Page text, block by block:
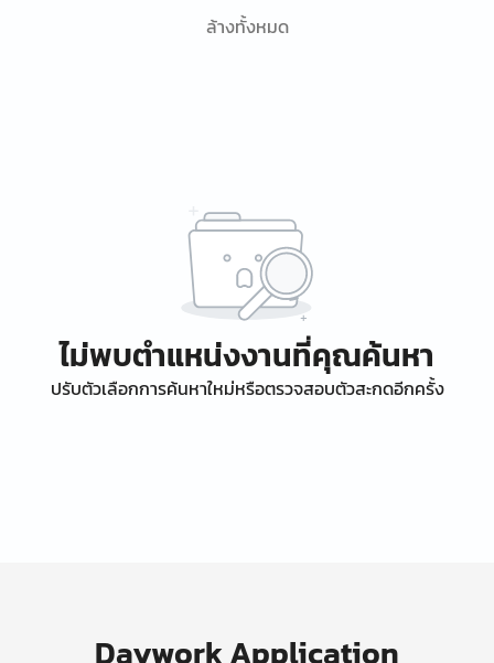
ล้างทั้งหมด
ไม่พบตำแหน่งงานที่คุณค้นหา
ปรับตัวเลือกการค้นหาใหม่หรือตรวจสอบตัวสะกดอีกครั้ง
Daywork Application